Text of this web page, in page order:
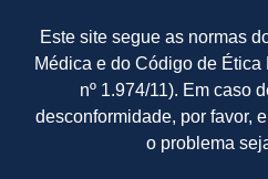
Este site segue as normas
Médica e do Código de
nº 1.974/11). Em caso
desconformidade, por favor,
o problema